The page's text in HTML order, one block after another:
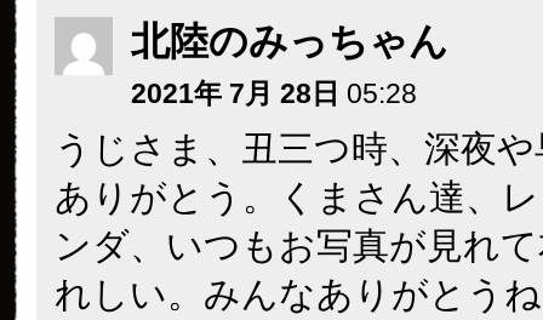
北陸のみっちゃん
2021年 7月 28日 05:28
うじさま、丑三つ時、深夜
ありがとう。くまさん達、
ンダ、いつもお写真が見れ
れしい。みんなありがとう